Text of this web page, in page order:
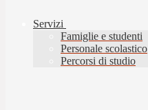
Servizi
Famiglie e studenti
Personale scolastico
Percorsi di studio